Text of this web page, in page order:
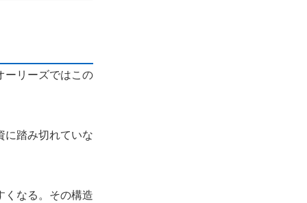
ーリーズではこの
に踏み切れていな
くなる。その構造